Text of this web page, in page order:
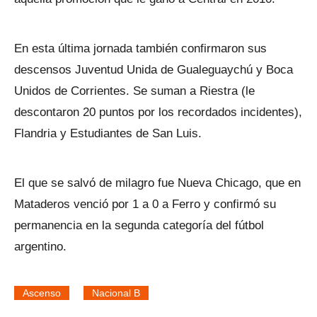
En esta última jornada también confirmaron sus
descensos Juventud Unida de Gualeguaychú y Boca
Unidos de Corrientes. Se suman a Riestra (le
descontaron 20 puntos por los recordados incidentes),
Flandria y Estudiantes de San Luis.
El que se salvó de milagro fue Nueva Chicago, que en
Mataderos venció por 1 a 0 a Ferro y confirmó su
permanencia en la segunda categoría del fútbol
argentino.
Ascenso Nacional B